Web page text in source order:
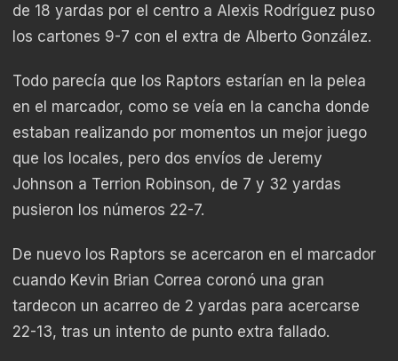
de 18 yardas por el centro a Alexis Rodríguez puso
los cartones 9-7 con el extra de Alberto González.
Todo parecía que los Raptors estarían en la pelea
en el marcador, como se veía en la cancha donde
estaban realizando por momentos un mejor juego
que los locales, pero dos envíos de Jeremy
Johnson a Terrion Robinson, de 7 y 32 yardas
pusieron los números 22-7.
De nuevo los Raptors se acercaron en el marcador
cuando Kevin Brian Correa coronó una gran
tardecon un acarreo de 2 yardas para acercarse
22-13, tras un intento de punto extra fallado.